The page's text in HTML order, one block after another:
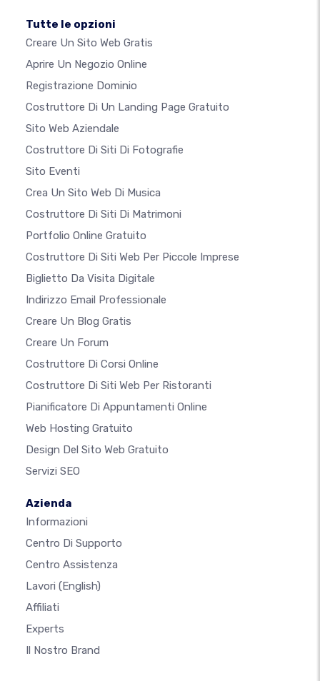
Tutte le opzioni
Creare Un Sito Web Gratis
Aprire Un Negozio Online
Registrazione Dominio
Costruttore Di Un Landing Page Gratuito
Sito Web Aziendale
Costruttore Di Siti Di Fotografie
Sito Eventi
Crea Un Sito Web Di Musica
Costruttore Di Siti Di Matrimoni
Portfolio Online Gratuito
Costruttore Di Siti Web Per Piccole Imprese
Biglietto Da Visita Digitale
Indirizzo Email Professionale
Creare Un Blog Gratis
Creare Un Forum
Costruttore Di Corsi Online
Costruttore Di Siti Web Per Ristoranti
Pianificatore Di Appuntamenti Online
Web Hosting Gratuito
Design Del Sito Web Gratuito
Servizi SEO
Azienda
Informazioni
Centro Di Supporto
Centro Assistenza
Lavori (English)
Affiliati
Experts
Il Nostro Brand